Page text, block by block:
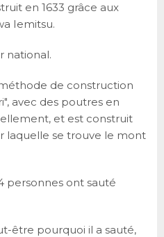
en 1633 grâce aux
Iemitsu.
national.
de construction
avec des poutres en
et est construit
laquelle se trouve le mont
personnes ont sauté
être pourquoi il a sauté,